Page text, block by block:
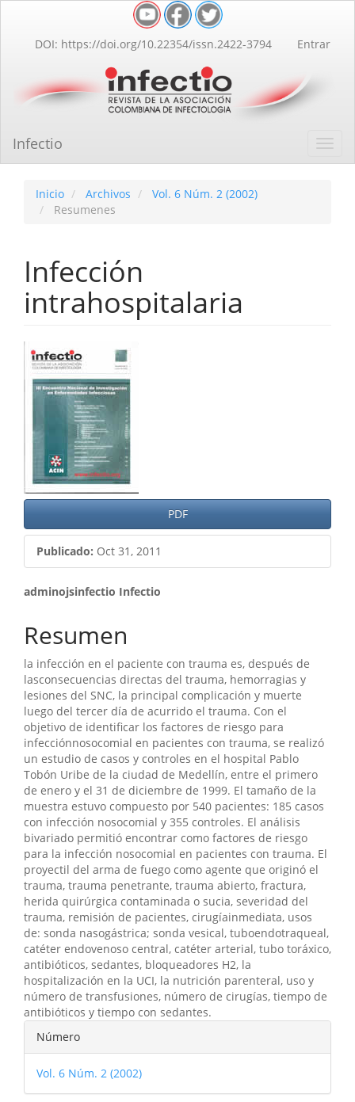
Contenido
principal
lateral
DOI: https://doi.org/10.22354/issn.2422-3794 Entrar
Infectio
Inicio Archivos
Vol. 6 Núm. 2 (2002)
Resumenes
Infección
intrahospitalaria
Barra
lateral
del
artículo
PDF
Publicado: Oct 31, 2011
Contenido
principal
del
artículo
adminojsinfectio Infectio
Resumen
la infección en el paciente con trauma es, después de
lasconsecuencias directas del trauma, hemorragias y
lesiones del SNC, la principal complicación y muerte
luego del tercer día de acurrido el trauma. Con el
objetivo de identificar los factores de riesgo para
infecciónnosocomial en pacientes con trauma, se realizó
un estudio de casos y controles en el hospital Pablo
Tobón Uribe de la ciudad de Medellín, entre el primero
de enero y el 31 de diciembre de 1999. El tamaño de la
muestra estuvo compuesto por 540 pacientes: 185 casos
con infección nosocomial y 355 controles. El análisis
bivariado permitió encontrar como factores de riesgo
para la infección nosocomial en pacientes con trauma. El
proyectil del arma de fuego como agente que originó el
trauma, trauma penetrante, trauma abierto, fractura,
herida quirúrgica contaminada o sucia, severidad del
trauma, remisión de pacientes, cirugíainmediata, usos
de: sonda nasogástrica; sonda vesical, tuboendotraqueal,
catéter endovenoso central, catéter arterial, tubo toráxico,
antibióticos, sedantes, bloqueadores H2, la
hospitalización en la UCI, la nutrición parenteral, uso y
número de transfusiones, número de cirugías, tiempo de
antibióticos y tiempo con sedantes.
Detalles
del
artículo
Número
Vol. 6 Núm. 2 (2002)